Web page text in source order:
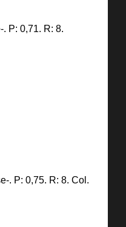
P: 0,71. R: 8.
. P: 0,75. R: 8. Col.